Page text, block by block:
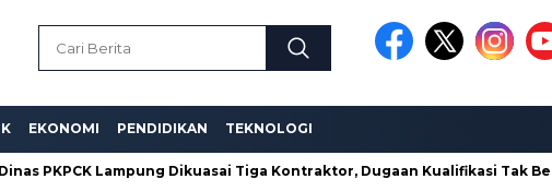
EKONOMI PENDIDIKAN TEKNOLOGI
Lampung Dikuasai Tiga Kontraktor, Dugaan Kualifikasi Tak Beres